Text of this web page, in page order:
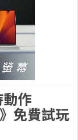
動作
免費試玩